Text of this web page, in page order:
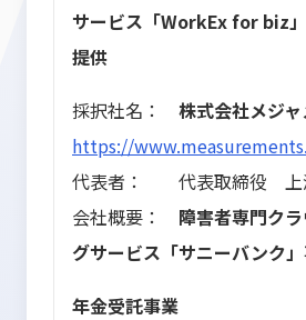
サービス「WorkEx for biz
提供
採択社名： 株式会社メジ
https://
代表者： 代表取締役 上
会社概要： 障害者専門ク
グサービス「サニーバンク
年金受託事業